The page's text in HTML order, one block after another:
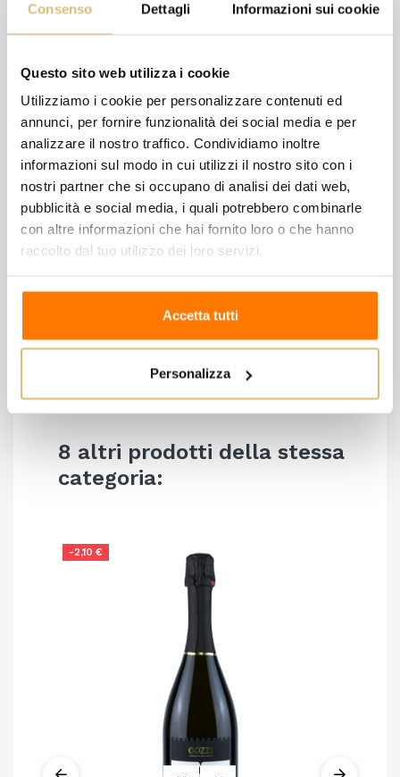
Consenso Dettagli Informazioni sui cookie
Questo sito web utilizza i cookie
Utilizziamo i cookie per personalizzare contenuti ed
annunci, per fornire funzionalità dei social media e per
analizzare il nostro traffico. Condividiamo inoltre
informazioni sul modo in cui utilizzi il nostro sito con i
nostri partner che si occupano di analisi dei dati web,
pubblicità e social media, i quali potrebbero combinarle
con altre informazioni che hai fornito loro o che hanno
raccolto dal tuo utilizzo dei loro servizi.
Accetta tutti
Personalizza
che trasformano lo zucchero residuo in alcool e in
Temperatura di servizio consigliata 8°C
NOTE DEGUSTATIVE Un vino asciutto, dalla bolla
importante e persistente. I quasi 5 anni di
elegante. Un bouquet vivace e pieno, ricco,
armonico e persistente, con note di nocciola e
frutta secca.
sentori di pesca, albicocca e mela gialla.
ABBINAMENTI Si abbina perfettamente con piatti
mare, ideale con i crudi di mare, ottimo con
8 altri prodotti della stessa
categoria:
-2,10 €